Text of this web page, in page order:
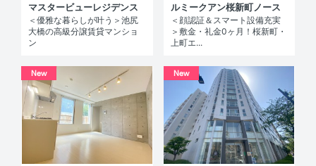
マスタービューレジデンス
＜優雅な暮らしが叶う＞池尻
大橋の高級分譲賃貸マンショ
ン
ルミークアン桜新町ノース
＜顔認証＆スマート設備充実
＞敷金・礼金0ヶ月！桜新町・
上町エ...
New New